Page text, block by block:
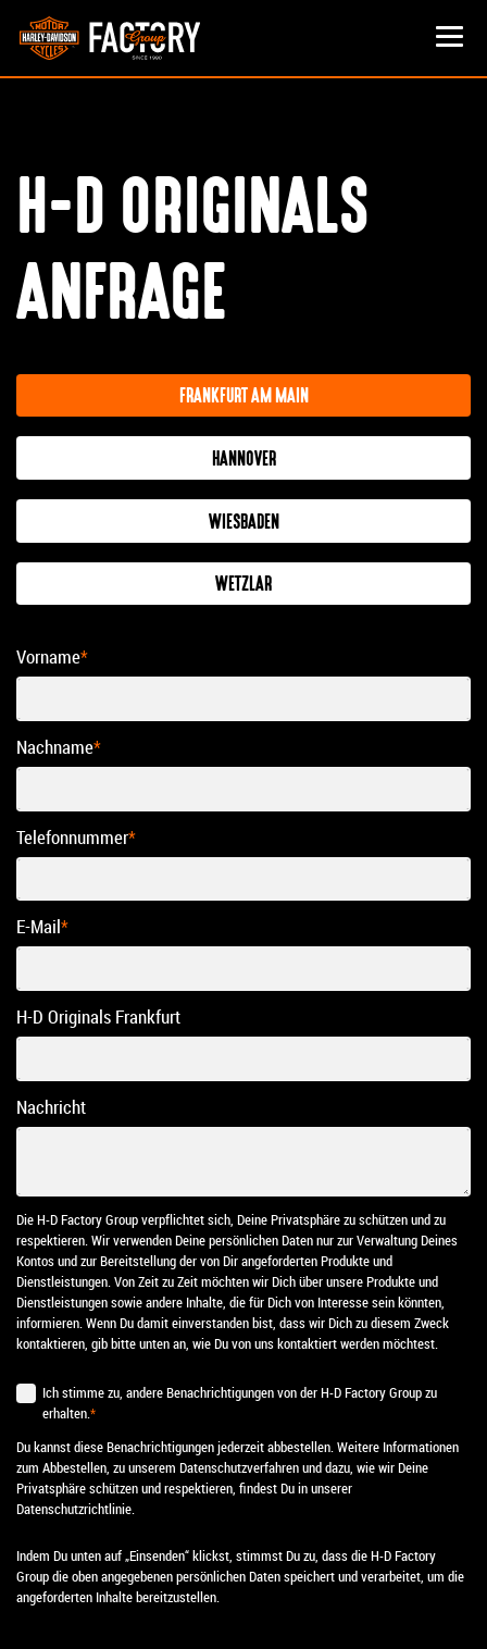
H-D ORIGINALS
ANFRAGE
FRANKFURT AM MAIN
HANNOVER
WIESBADEN
WETZLAR
Vorname*
Nachname*
Telefonnummer*
E-Mail*
H-D Originals Frankfurt
Nachricht
Die H-D Factory Group verpflichtet sich, Deine Privatsphäre zu schützen und zu
respektieren. Wir verwenden Deine persönlichen Daten nur zur Verwaltung Deines
Kontos und zur Bereitstellung der von Dir angeforderten Produkte und
Dienstleistungen. Von Zeit zu Zeit möchten wir Dich über unsere Produkte und
Dienstleistungen sowie andere Inhalte, die für Dich von Interesse sein könnten,
informieren. Wenn Du damit einverstanden bist, dass wir Dich zu diesem Zweck
kontaktieren, gib bitte unten an, wie Du von uns kontaktiert werden möchtest.
Ich stimme zu, andere Benachrichtigungen von der H-D Factory Group zu
erhalten.*
Du kannst diese Benachrichtigungen jederzeit abbestellen. Weitere Informationen
zum Abbestellen, zu unserem Datenschutzverfahren und dazu, wie wir Deine
Privatsphäre schützen und respektieren, findest Du in unserer
Datenschutzrichtlinie.
Indem Du unten auf „Einsenden“ klickst, stimmst Du zu, dass die H-D Factory
Group die oben angegebenen persönlichen Daten speichert und verarbeitet, um die
angeforderten Inhalte bereitzustellen.